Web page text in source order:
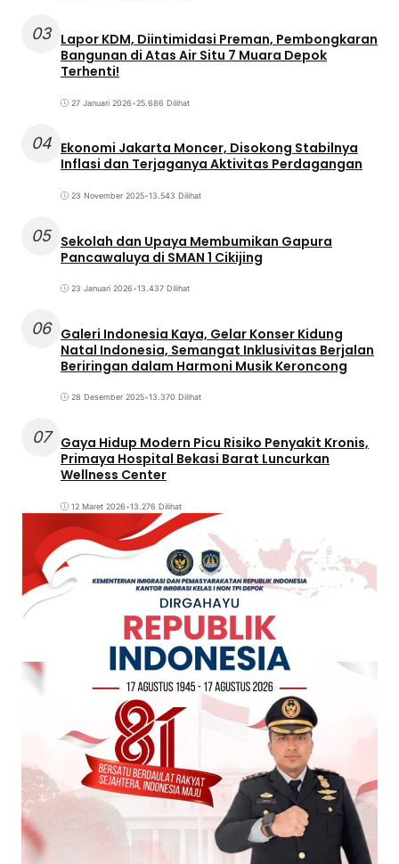
03 Lapor KDM, Diintimidasi Preman, Pembongkaran
Bangunan di Atas Air Situ 7 Muara Depok
Terhenti!
27 Januari 2026•25.686 Dilihat
04 Ekonomi Jakarta Moncer, Disokong Stabilnya
Inflasi dan Terjaganya Aktivitas Perdagangan
23 November 2025•13.543 Dilihat
05 Sekolah dan Upaya Membumikan Gapura
Pancawaluya di SMAN 1 Cikijing
23 Januari 2026•13.437 Dilihat
06 Galeri Indonesia Kaya, Gelar Konser Kidung
Natal Indonesia, Semangat Inklusivitas Berjalan
Beriringan dalam Harmoni Musik Keroncong
28 Desember 2025•13.370 Dilihat
07
Gaya Hidup Modern Picu Risiko Penyakit Kronis,
Primaya Hospital Bekasi Barat Luncurkan
Wellness Center
12 Maret 2026•13.276 Dilihat